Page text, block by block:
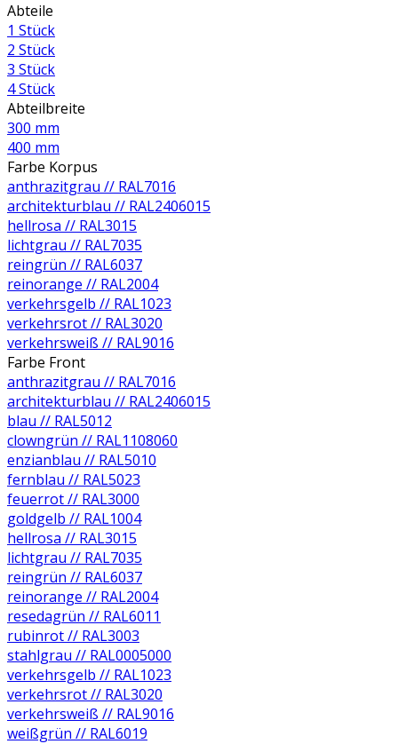
Abteile
1 Stück
2 Stück
3 Stück
4 Stück
Abteilbreite
300 mm
400 mm
Farbe Korpus
anthrazitgrau // RAL7016
architekturblau // RAL2406015
hellrosa // RAL3015
lichtgrau // RAL7035
reingrün // RAL6037
reinorange // RAL2004
verkehrsgelb // RAL1023
verkehrsrot // RAL3020
verkehrsweiß // RAL9016
Farbe Front
anthrazitgrau // RAL7016
architekturblau // RAL2406015
blau // RAL5012
clowngrün // RAL1108060
enzianblau // RAL5010
fernblau // RAL5023
feuerrot // RAL3000
goldgelb // RAL1004
hellrosa // RAL3015
lichtgrau // RAL7035
reingrün // RAL6037
reinorange // RAL2004
resedagrün // RAL6011
rubinrot // RAL3003
stahlgrau // RAL0005000
verkehrsgelb // RAL1023
verkehrsrot // RAL3020
verkehrsweiß // RAL9016
weißgrün // RAL6019